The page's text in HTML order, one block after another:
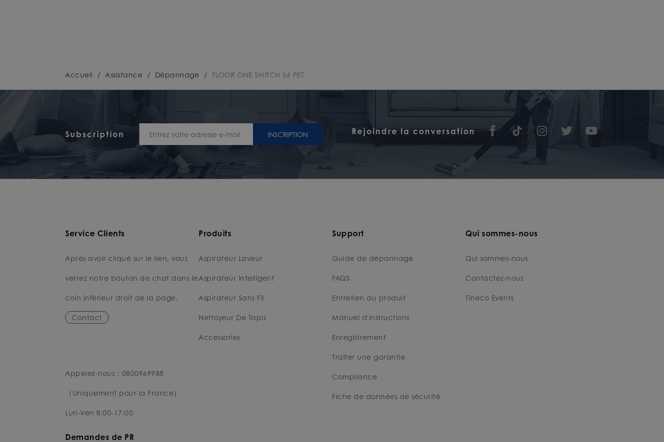
Accueil / Assistance / Dépannage / FLOOR ONE SWITCH S6 PET
Subscription INSCRIPTION Rejoindre la conversation
Service Clients
Après avoir cliqué sur le lien, vous
verrez notre bouton de chat dans le
coin inférieur droit de la page.
Contact
Appelez-nous：0800969988
（Uniquement pour la France）
Lun-Ven 8:00-17:00
Demandes de PR
Produits
Aspirateur Laveur
Aspirateur Intelligent
Aspirateur Sans Fil
Nettoyeur De Tapis
Accessories
Support
Guide de dépannage
FAQS
Entretien du produit
Manuel d'instructions
Enregistrement
Traiter une garantie
Compliance
Fiche de données de sécurité
Qui sommes-nous
Qui sommes-nous
Contactez-nous
Tineco Events